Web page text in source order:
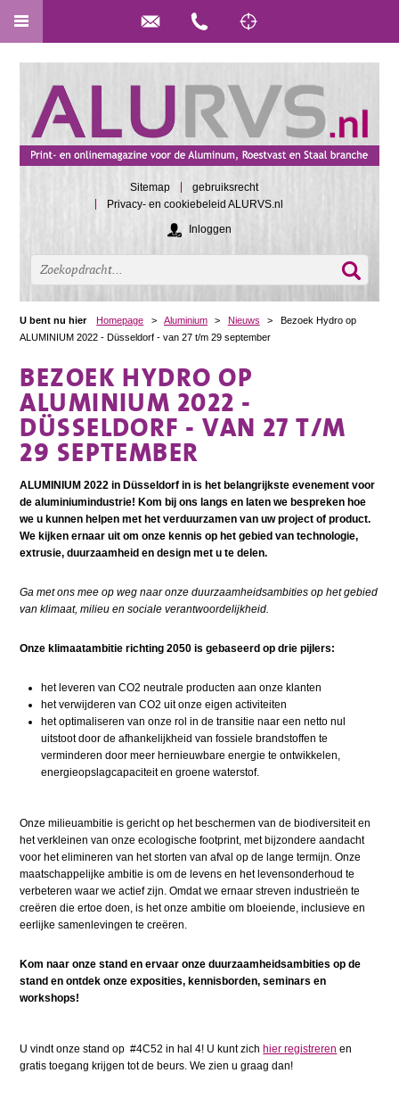
Sitemap
gebruiksrecht
Privacy- en cookiebeleid ALURVS.nl
Inloggen
U bent nu hier Homepage > Aluminium > Nieuws >
Bezoek Hydro op
ALUMINIUM 2022 - Düsseldorf - van 27 t/m 29 september
BEZOEK HYDRO OP
ALUMINIUM 2022 -
DÜSSELDORF - VAN 27 T/M
29 SEPTEMBER
ALUMINIUM 2022 in Düsseldorf in is het belangrijkste evenement voor
de aluminiumindustrie! Kom bij ons langs en laten we bespreken hoe
we u kunnen helpen met het verduurzamen van uw project of product.
We kijken ernaar uit om onze kennis op het gebied van technologie,
extrusie, duurzaamheid en design met u te delen.
Ga met ons mee op weg naar onze duurzaamheidsambities op het gebied
van klimaat, milieu en sociale verantwoordelijkheid.
Onze klimaatambitie richting 2050 is gebaseerd op drie pijlers:
het leveren van CO2 neutrale producten aan onze klanten
het verwijderen van CO2 uit onze eigen activiteiten
het optimaliseren van onze rol in de transitie naar een netto nul
uitstoot door de afhankelijkheid van fossiele brandstoffen te
verminderen door meer hernieuwbare energie te ontwikkelen,
energieopslagcapaciteit en groene waterstof.
Onze milieuambitie is gericht op het beschermen van de biodiversiteit en
het verkleinen van onze ecologische footprint, met bijzondere aandacht
voor het elimineren van het storten van afval op de lange termijn. Onze
maatschappelijke ambitie is om de levens en het levensonderhoud te
verbeteren waar we actief zijn. Omdat we ernaar streven industrieën te
creëren die ertoe doen, is het onze ambitie om bloeiende, inclusieve en
eerlijke samenlevingen te creëren.
Kom naar onze stand en ervaar onze duurzaamheidsambities op de
stand en ontdek onze exposities, kennisborden, seminars en
workshops!
U vindt onze stand op #4C52 in hal 4! U kunt zich hier registreren en
gratis toegang krijgen tot de beurs. We zien u graag dan!